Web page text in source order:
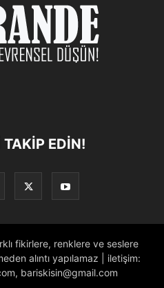
EDIN!
fikirlere, renklere ve seslere
alıntı yapılamaz | iletişim:
bariskisin@gmail.com